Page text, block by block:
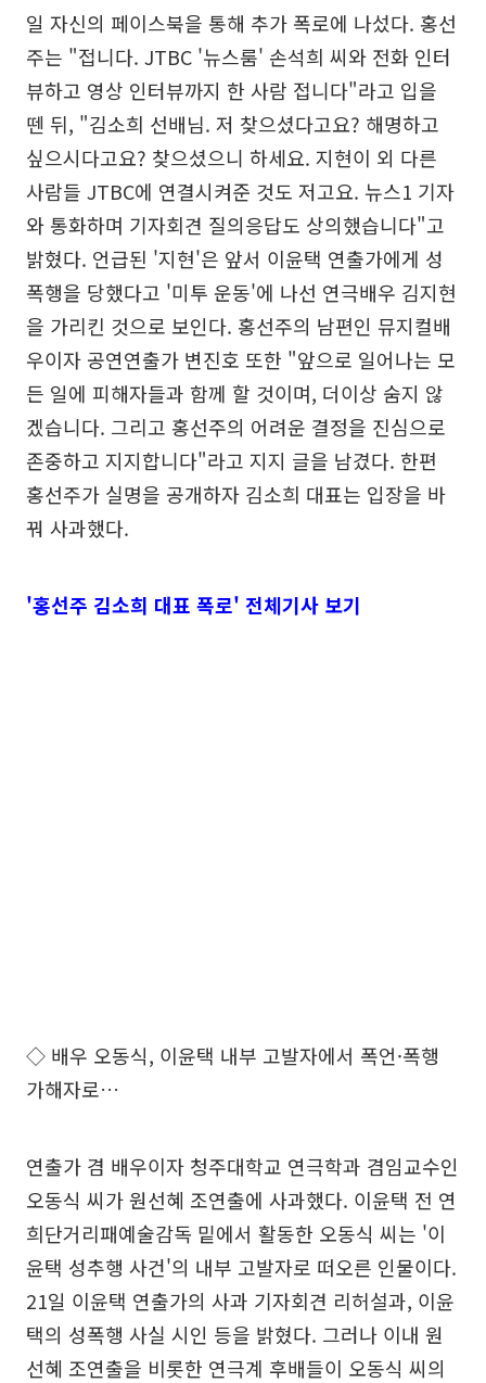
일 자신의 페이스북을 통해 추가 폭로에 나섰다. 홍선
주는 "접니다. JTBC '뉴스룸' 손석희 씨와 전화 인터
뷰하고 영상 인터뷰까지 한 사람 접니다"라고 입을
뗀 뒤, "김소희 선배님. 저 찾으셨다고요? 해명하고
싶으시다고요? 찾으셨으니 하세요. 지현이 외 다른
사람들 JTBC에 연결시켜준 것도 저고요. 뉴스1 기자
와 통화하며 기자회견 질의응답도 상의했습니다"고
밝혔다. 언급된 '지현'은 앞서 이윤택 연출가에게 성
폭행을 당했다고 '미투 운동'에 나선 연극배우 김지현
을 가리킨 것으로 보인다. 홍선주의 남편인 뮤지컬배
우이자 공연연출가 변진호 또한 "앞으로 일어나는 모
든 일에 피해자들과 함께 할 것이며, 더이상 숨지 않
겠습니다. 그리고 홍선주의 어려운 결정을 진심으로
존중하고 지지합니다"라고 지지 글을 남겼다. 한편
홍선주가 실명을 공개하자 김소희 대표는 입장을 바
꿔 사과했다.
'홍선주 김소희 대표 폭로' 전체기사 보기
◇ 배우 오동식, 이윤택 내부 고발자에서 폭언·폭행
가해자로…
연출가 겸 배우이자 청주대학교 연극학과 겸임교수인
오동식 씨가 원선혜 조연출에 사과했다. 이윤택 전 연
희단거리패예술감독 밑에서 활동한 오동식 씨는 '이
윤택 성추행 사건'의 내부 고발자로 떠오른 인물이다.
21일 이윤택 연출가의 사과 기자회견 리허설과, 이윤
택의 성폭행 사실 시인 등을 밝혔다. 그러나 이내 원
선혜 조연출을 비롯한 연극계 후배들이 오동식 씨의